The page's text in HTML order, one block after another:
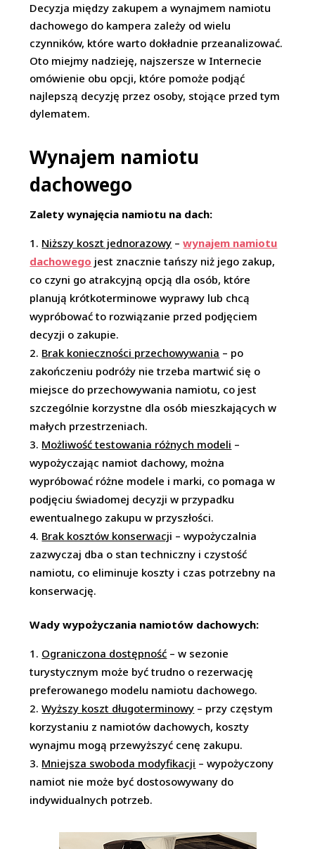
Decyzja między zakupem a wynajmem namiotu
dachowego do kampera zależy od wielu
czynników, które warto dokładnie przeanalizować.
Oto miejmy nadzieję, najszersze w Internecie
omówienie obu opcji, które pomoże podjąć
najlepszą decyzję przez osoby, stojące przed tym
dylematem.
Wynajem namiotu
dachowego
Zalety wynajęcia namiotu na dach:
Niższy koszt jednorazowy –wynajem namiotu
dachowego jest znacznie tańszy niż jego zakup,
co czyni go atrakcyjną opcją dla osób, które
planują krótkoterminowe wyprawy lub chcą
wypróbować to rozwiązanie przed podjęciem
decyzji o zakupie.
Brak konieczności przechowywania – po
zakończeniu podróży nie trzeba martwić się o
miejsce do przechowywania namiotu, co jest
szczególnie korzystne dla osób mieszkających w
małych przestrzeniach.
Możliwość testowania różnych modeli –
wypożyczając namiot dachowy, można
wypróbować różne modele i marki, co pomaga w
podjęciu świadomej decyzji w przypadku
ewentualnego zakupu w przyszłości.
Brak kosztów konserwacji – wypożyczalnia
zazwyczaj dba o stan techniczny i czystość
namiotu, co eliminuje koszty i czas potrzebny na
konserwację.
Wady wypożyczania namiotów dachowych:
Ograniczona dostępność – w sezonie
turystycznym może być trudno o rezerwację
preferowanego modelu namiotu dachowego.
Wyższy koszt długoterminowy – przy częstym
korzystaniu z namiotów dachowych, koszty
wynajmu mogą przewyższyć cenę zakupu.
Mniejsza swoboda modyfikacji – wypożyczony
namiot nie może być dostosowywany do
indywidualnych potrzeb.